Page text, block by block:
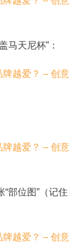
马天尼杯”：
部位图”（记住